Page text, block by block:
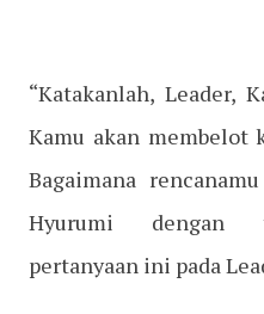
“Katakanlah, Leader,
Kamu akan membelot
Bagaimana
Hyurumi dengan
pertanyaan ini pada